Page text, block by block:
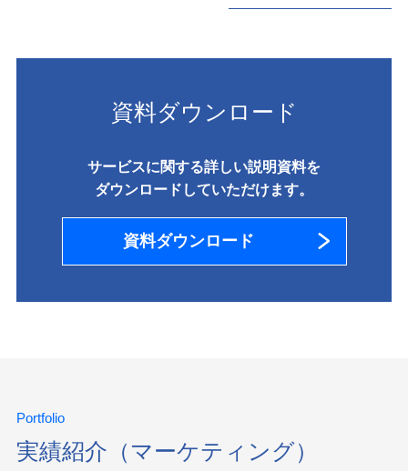
資料ダウンロード
サービスに関する詳しい説明資料を
ダウンロードしていただけます。
資料ダウンロード
Portfolio
実績紹介（マーケティング）